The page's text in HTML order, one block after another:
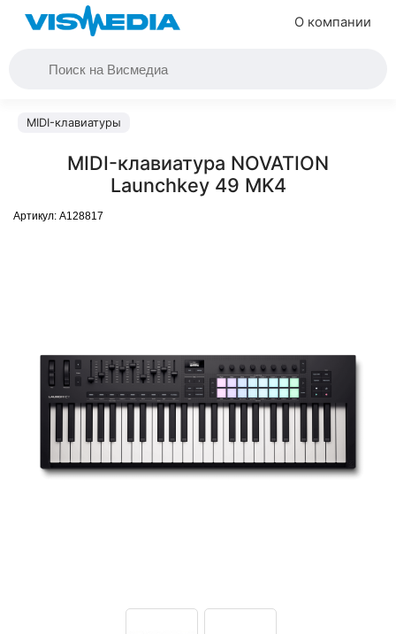
О компании
MIDI-клавиатуры
MIDI-клавиатура NOVATION
Launchkey 49 MK4
Артикул: A128817